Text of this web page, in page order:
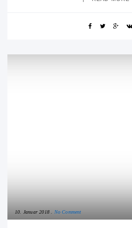
10. Januar 2018 No Comment